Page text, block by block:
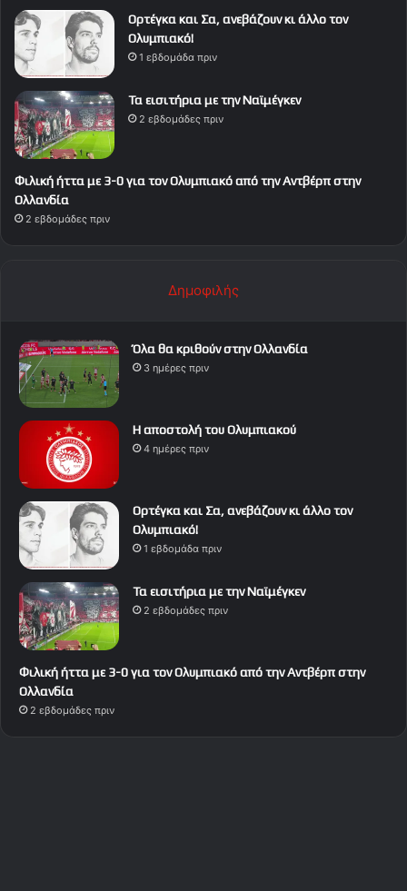
Ορτέγκα και Σα, ανεβάζουν κι άλλο τον
Ολυμπιακό!
1 εβδομάδα πριν
Τα εισιτήρια με την Ναϊμέγκεν
2 εβδομάδες πριν
Φιλική ήττα με 3-0 για τον Ολυμπιακό από την Αντβέρπ στην
Ολλανδία
2 εβδομάδες πριν
Δημοφιλής
Όλα θα κριθούν στην Ολλανδία
3 ημέρες πριν
Η αποστολή του Ολυμπιακού
4 ημέρες πριν
Ορτέγκα και Σα, ανεβάζουν κι άλλο τον
Ολυμπιακό!
1 εβδομάδα πριν
Τα εισιτήρια με την Ναϊμέγκεν
2 εβδομάδες πριν
Φιλική ήττα με 3-0 για τον Ολυμπιακό από την Αντβέρπ στην
Ολλανδία
2 εβδομάδες πριν